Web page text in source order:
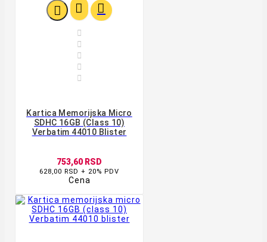
  





Kartica Memorijska Micro
SDHC 16GB (class 10)
Verbatim 44010 Blister
753,60 RSD
628,00 RSD + 20% PDV
Cena